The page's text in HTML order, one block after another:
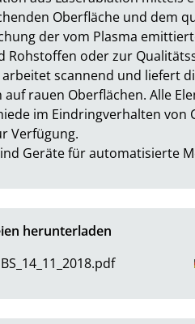
Oberfläche und dem
der vom Plasma
Rohstoffen oder zur
arbeitet scannend und liefert
auf rauen Oberflächen. Alle
im Eindringverhalten
Verfügung.
Geräte für automatisierte
herunterladen